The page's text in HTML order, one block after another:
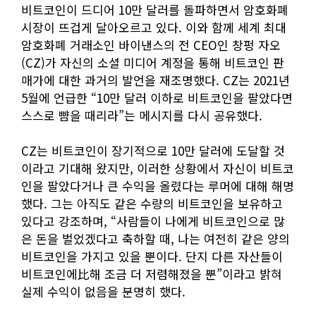
비트코인이 드디어 10만 달러를 돌파하면서 암호화폐
시장이 뜨겁게 달아오르고 있다. 이와 함께 세계 최대
암호화폐 거래소인 바이낸스의 전 CEO인 창펑 자오
(CZ)가 자신의 소셜 미디어 계정을 통해 비트코인 판
매가에 대한 과거의 발언을 재조명했다. CZ는 2021년
5월에 언급한 “10만 달러 이하로 비트코인을 팔았다면
스스로 뺨을 때리라”는 메시지를 다시 공유했다.
CZ는 비트코인이 장기적으로 10만 달러에 도달할 것
이라고 기대해 왔지만, 이러한 상황에서 자신이 비트코
인을 팔았다거나 큰 수익을 올렸다는 루머에 대해 해명
했다. 그는 아직도 같은 수량의 비트코인을 보유하고
있다고 강조하며, “사람들이 나에게 비트코인으로 많
은 돈을 벌었겠다고 축하할 때, 나는 여전히 같은 양의
비트코인을 가지고 있을 뿐이다. 단지 다른 자산들이
비트코인에比해 조금 더 저렴해졌을 뿐”이라고 밝혀
실제 수익이 없음을 분명히 했다.